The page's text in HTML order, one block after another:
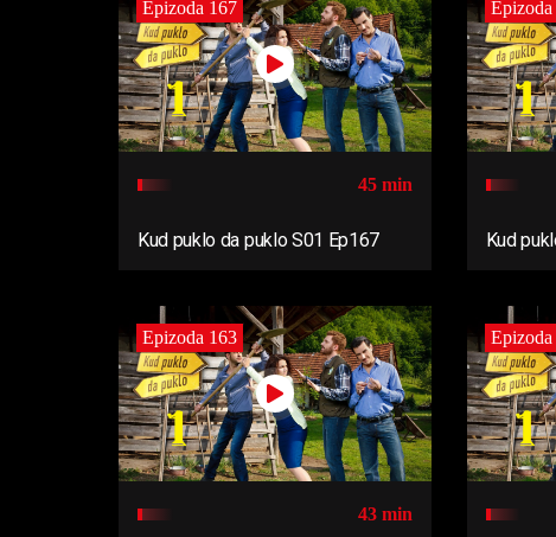
Epizoda 167
45 min
Kud puklo da puklo S01 Ep167
Epizoda
Kud
Epizoda 163
43 min
Epizoda